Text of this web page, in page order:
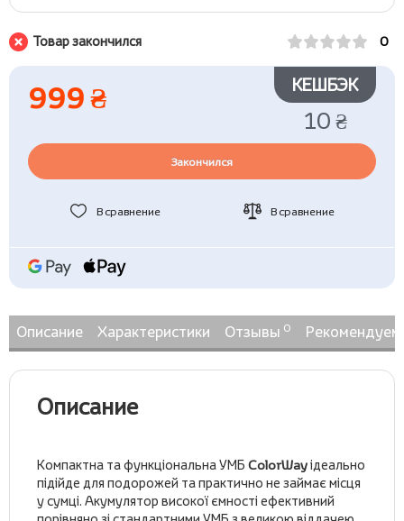
Товар закончился 0
999 ₴ КЕШБЭК
10 ₴
Закончился
В сравнение В сравнение
Описание Характеристики Отзывы 0
Описание
Компактна та функціональна УМБ ColorWayідеально
підійде для подорожей та практично не займає місця
у сумці. Акумулятор високої ємності ефективний